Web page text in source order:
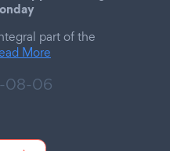
part of the
More
08-06